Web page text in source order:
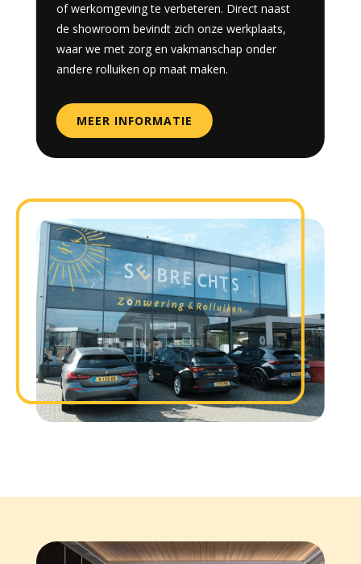
of werkomgeving te verbeteren. Direct naast
de showroom bevindt zich onze werkplaats,
waar we met zorg en vakmanschap onder
andere rolluiken op maat maken.
MEER INFORMATIE